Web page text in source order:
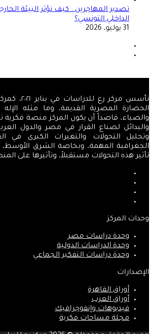
تصدير المهاجرين.. كيف تؤثر البيئة
الداخلي التونسي؟
31 يوليو، 2026
تأسس مركز رع
الحضارة المصرية القديمة، وما مثله
والضياء، قاصداً أن يكون المركز منصة فكرية
والبدائل لصناع القرار في مصر والدول
وتحليل التحولات والتغيرات الكبرى في
الجغرافية المهمة، وبخاصة الشرق
تأثير هذه التحولات مستقبلاً، وتأثيرها على
وحدات المركز
وحدة دراسات مصر
وحدة الدراسات الدولية
وحدة دراسات التفكير الجماعي
الإصدارات
أوراق القاهرة
أوراق العرب
فيديوهات وإنفوجرافيك
مجلة مساحات فكرية